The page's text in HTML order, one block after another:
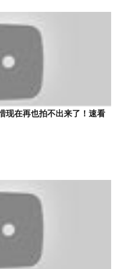
现在再也拍不出来了！速看